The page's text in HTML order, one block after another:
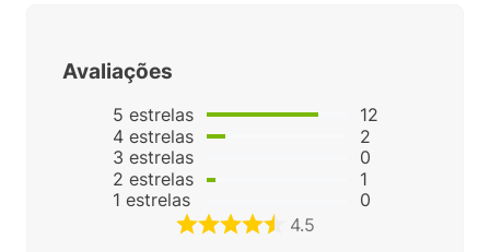
Avaliações
5 estrelas
4estrelas
3 estrelas
2 estrelas
1 estrelas
12
2
0
1
0
4.5